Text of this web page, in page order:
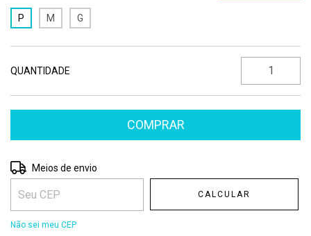
P M G
QUANTIDADE
Entregas para o CEP:
Meios de envio
CALCULAR
Não sei meu CEP